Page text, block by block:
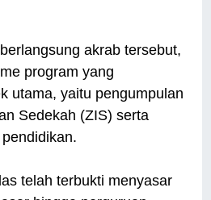
akrab tersebut,
program yang
utama, yaitu pengumpulan
Sedekah (ZIS) serta
telah terbukti menyasar